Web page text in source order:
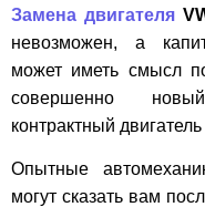
Замена двигателя
невозможен, а
может иметь смысл
совершенно
контрактный двигатель
Опытные
могут сказать вам